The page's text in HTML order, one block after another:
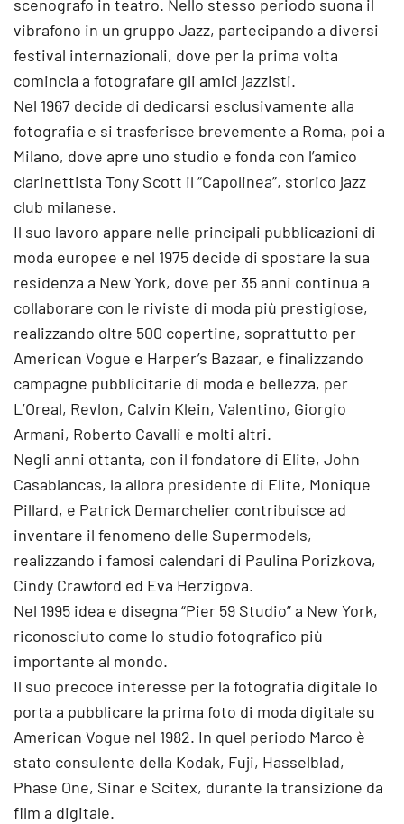
scenografo in teatro. Nello stesso periodo suona il
vibrafono in un gruppo Jazz, partecipando a diversi
festival internazionali, dove per la prima volta
comincia a fotografare gli amici jazzisti.
Nel 1967 decide di dedicarsi esclusivamente alla
fotografia e si trasferisce brevemente a Roma, poi a
Milano, dove apre uno studio e fonda con l’amico
clarinettista Tony Scott il “Capolinea”, storico jazz
club milanese.
Il suo lavoro appare nelle principali pubblicazioni di
moda europee e nel 1975 decide di spostare la sua
residenza a New York, dove per 35 anni continua a
collaborare con le riviste di moda più prestigiose,
realizzando oltre 500 copertine, soprattutto per
American Vogue e Harper’s Bazaar, e finalizzando
campagne pubblicitarie di moda e bellezza, per
L’Oreal, Revlon, Calvin Klein, Valentino, Giorgio
Armani, Roberto Cavalli e molti altri.
Negli anni ottanta, con il fondatore di Elite, John
Casablancas, la allora presidente di Elite, Monique
Pillard, e Patrick Demarchelier contribuisce ad
inventare il fenomeno delle Supermodels,
realizzando i famosi calendari di Paulina Porizkova,
Cindy Crawford ed Eva Herzigova.
Nel 1995 idea e disegna “Pier 59 Studio” a New York,
riconosciuto come lo studio fotografico più
importante al mondo.
Il suo precoce interesse per la fotografia digitale lo
porta a pubblicare la prima foto di moda digitale su
American Vogue nel 1982. In quel periodo Marco è
stato consulente della Kodak, Fuji, Hasselblad,
Phase One, Sinar e Scitex, durante la transizione da
film a digitale.